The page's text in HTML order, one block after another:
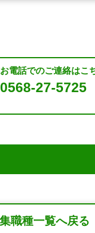
問い合わせに対応・管
おけるサービスの提供
の取得、利用その他一切
お電話でのご連絡はこ
0568-27-5725
職種一覧へ戻る